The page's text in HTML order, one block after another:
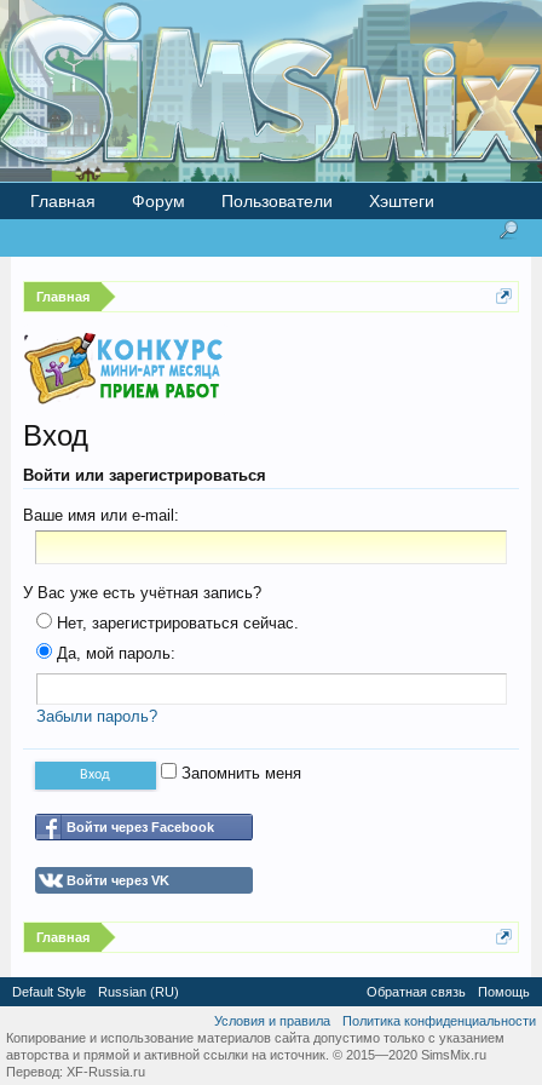
Главная
Вход
Войти или зарегистрироваться
Ваше имя или e-mail:
У Вас уже есть учётная запись?
Нет, зарегистрироваться сейчас.
Да, мой пароль:
Забыли пароль?
Запомнить меня
Войти через Facebook
Войти через VK
Главная
Главная Форум Пользователи Хэштеги
Default Style Russian (RU) Обратная связь
Помощь
Условия и правила
Политика конфиденциальности
Копирование и использование материалов сайта допустимо только с указанием
авторства и прямой и активной ссылки на источник. © 2015—2020 SimsMix.ru
Перевод: XF-Russia.ru